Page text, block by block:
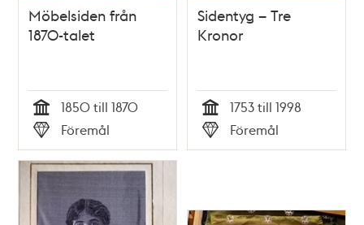
Möbelsiden från
1870-talet
Tid
1850 till 1870
Typ
Föremål
Sidentyg – Tre
Kronor
Tid
1753 till 1998
Typ
Föremål